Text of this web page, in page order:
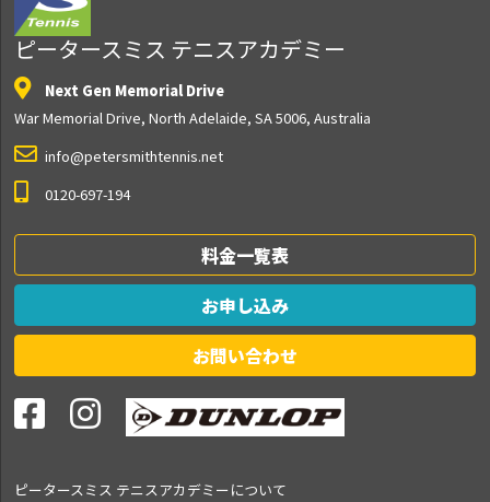
ピータースミス テニスアカデミー
Next Gen Memorial Drive
War Memorial Drive, North Adelaide, SA 5006, Australia
info@petersmithtennis.net
0120-697-194
料金一覧表
お申し込み
お問い合わせ
ピータースミス テニスアカデミーについて